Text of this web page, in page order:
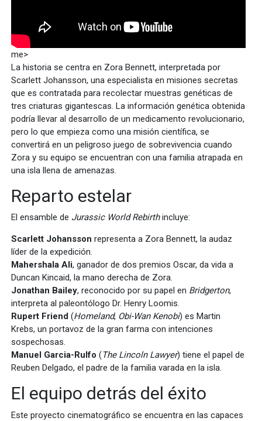
me>
La historia se centra en Zora Bennett, interpretada por
Scarlett Johansson, una especialista en misiones secretas
que es contratada para recolectar muestras genéticas de
tres criaturas gigantescas. La información genética obtenida
podría llevar al desarrollo de un medicamento revolucionario,
pero lo que empieza como una misión científica, se
convertirá en un peligroso juego de sobrevivencia cuando
Zora y su equipo se encuentran con una familia atrapada en
una isla llena de amenazas.
Reparto estelar
El ensamble de Jurassic World Rebirthincluye:
Scarlett Johansson representa a Zora Bennett, la audaz
líder de la expedición.
Mahershala Ali, ganador de dos premios Oscar, da vida a
Duncan Kincaid, la mano derecha de Zora.
Jonathan Bailey, reconocido por su papel en Bridgerton,
interpreta al paleontólogo Dr. Henry Loomis.
Rupert Friend (Homeland, Obi-Wan Kenobi) es Martin
Krebs, un portavoz de la gran farma con intenciones
sospechosas.
Manuel Garcia-Rulfo (The Lincoln Lawyer) tiene el papel de
Reuben Delgado, el padre de la familia varada en la isla.
El equipo detrás del éxito
Este proyecto cinematográfico se encuentra en las capaces